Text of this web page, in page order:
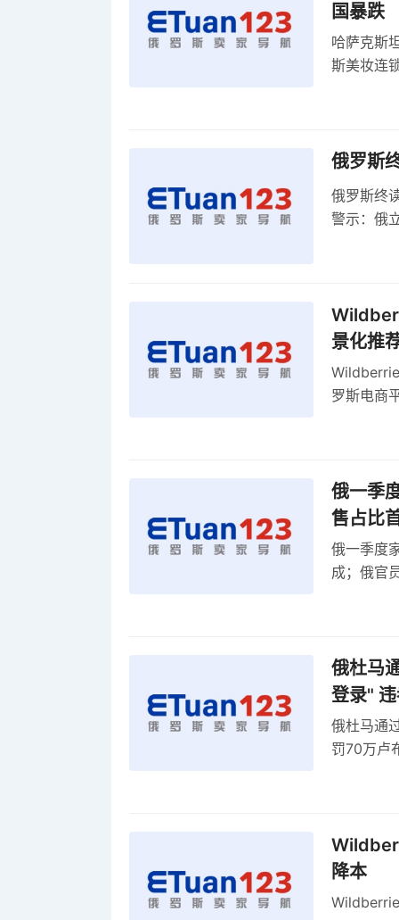
国暴跌
哈萨克斯
斯美妆连
俄罗斯
俄罗斯终
警示：俄
景化推
罗斯电商
俄一季
售占比
俄一季度
成；俄官
俄杜马
登录"
俄杜马通
罚70万卢
降本